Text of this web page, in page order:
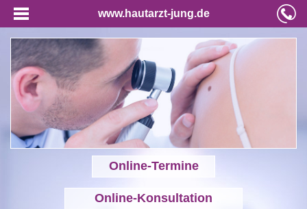
www.hautarzt-jung.de
Online-Termine
Online-Konsultation